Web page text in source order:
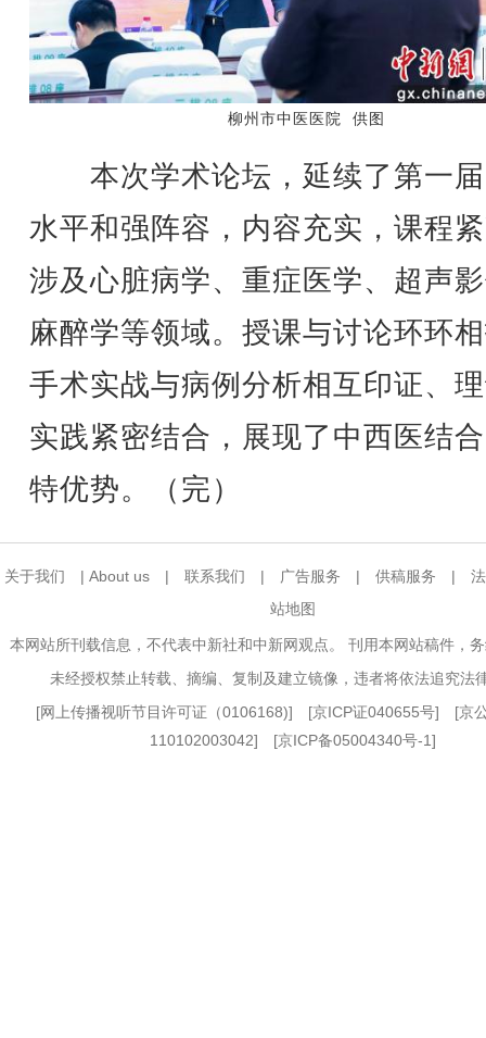
柳州市中医医院 供图
本次学术论坛，延续了第一
水平和强阵容，内容充实，课程
涉及心脏病学、重症医学、超声
麻醉学等领域。授课与讨论环环
手术实战与病例分析相互印证、
实践紧密结合，展现了中西医结
特优势。（完）
关于我们 | About us | 联系我们 | 广告服务 | 供稿服务 |
站地图
本网站所刊载信息，不代表中新社和中新网观点。 刊用本网站稿件，
未经授权禁止转载、摘编、复制及建立镜像，违者将依法追究法
[网上传播视听节目许可证（0106168)] [京ICP证040655号] [京
110102003042] [京ICP备05004340号-1]